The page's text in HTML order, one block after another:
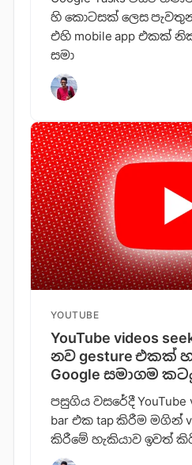
හි කොටසක් ලෙස පැවතුන
එහි mobile app එකක්
සමා
YOUTUBE
YouTube videos
නව gesture එකක්
Google සමාගම
පසුගිය වසරේදී YouTube
bar එක tap කිරීම මගින්
කිරීමේ හැකියාව ඉවත්